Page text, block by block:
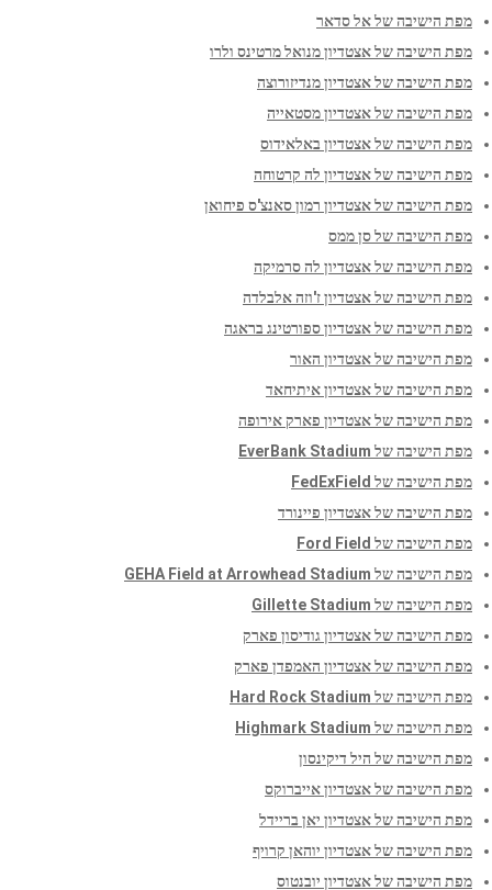
מפת הישיבה של אל סדאר
מפת הישיבה של אצטדיון מנואל מרטינס ולרו
מפת הישיבה של אצטדיון מנדיזורוצה
מפת הישיבה של אצטדיון מסטאייה
מפת הישיבה של אצטדיון באלאידוס
מפת הישיבה של אצטדיון לה קרטוחה
מפת הישיבה של אצטדיון רמון סאנצ'ס פיחואן
מפת הישיבה של סן ממס
מפת הישיבה של אצטדיון לה סרמיקה
מפת הישיבה של אצטדיון ז'וזה אלבלדה
מפת הישיבה של אצטדיון ספורטינג בראגה
מפת הישיבה של אצטדיון האור
מפת הישיבה של אצטדיון איתיחאד
מפת הישיבה של אצטדיון פארק אירופה
מפת הישיבה של EverBank Stadium
מפת הישיבה של FedExField
מפת הישיבה של אצטדיון פיינורד
מפת הישיבה של Ford Field
מפת הישיבה של GEHA Field at Arrowhead Stadium
מפת הישיבה של Gillette Stadium
מפת הישיבה של אצטדיון גודיסון פארק
מפת הישיבה של אצטדיון האמפדן פארק
מפת הישיבה של Hard Rock Stadium
מפת הישיבה של Highmark Stadium
מפת הישיבה של היל דיקינסון
מפת הישיבה של אצטדיון אייברוקס
מפת הישיבה של אצטדיון יאן בריידל
מפת הישיבה של אצטדיון יוהאן קרויף
מפת הישיבה של אצטדיון יובנטוס